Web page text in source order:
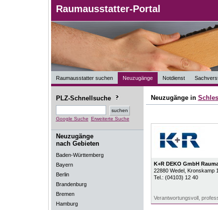
Raumausstatter-Portal
Raumausstatter suchen Neuzugänge Notdienst
PLZ-Schnellsuche
Google Suche Erweiterte Suche
Neuzugänge
nach Gebieten
Baden-Württemberg
Bayern
Berlin
Brandenburg
Bremen
Hamburg
Neuzugänge in
K+R DEKO GmbH
22880 Wedel, Kronskamp
Tel.: (04103) 12 40
Verantwortungsvoll,